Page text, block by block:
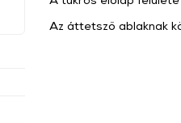
Az áttetsző ablaknak